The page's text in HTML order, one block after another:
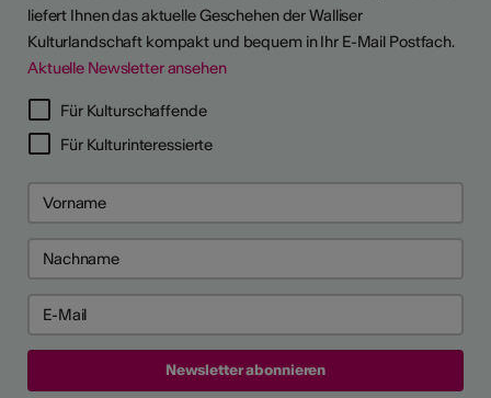
liefert Ihnen das aktuelle Geschehen der Walliser
Kulturlandschaft kompakt und bequem in Ihr E-Mail Postfach.
Aktuelle Newsletter ansehen
Für Kulturschaffende
Für Kulturinteressierte